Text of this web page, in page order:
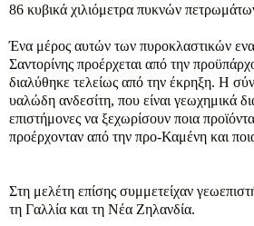
86 κυβικά χιλιόμετρα πυκνών
Ένα μέρος αυτών των πυροκλαστικών
Σαντορίνης προέρχεται από την
διαλύθηκε τελείως από την έκρηξη. Η
υαλώδη ανδεσίτη, που είναι γεωχημικά
επιστήμονες να ξεχωρίσουν ποια
προέρχονταν από την προ-Καμένη και
Στη μελέτη επίσης συμμετείχαν
τη Γαλλία και τη Νέα Ζηλανδία.